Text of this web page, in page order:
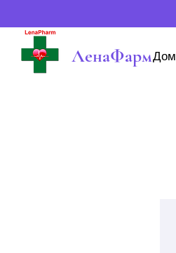
ЛенаФармДом